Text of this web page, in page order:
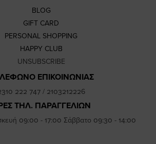
BLOG
GIFT CARD
PERSONAL SHOPPING
HAPPY CLUB
UNSUBSCRIBE
ΕΠΙΚΟΙΝΩΝΙΑΣ
222 747/ 2103212226
ΤΗΛ. ΠΑΡΑΓΓΕΛΙΩΝ
09:00 - 17:00 Σάββατο 09:30 - 14:00